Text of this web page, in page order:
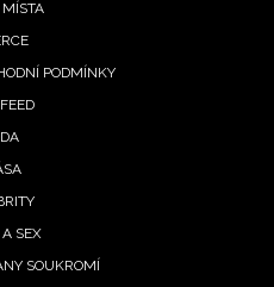
PODMÍNKY
SEX
SOUKROMÍ